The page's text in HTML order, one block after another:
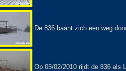
De 836 baant zich een weg
Op 05/02/2010 rijdt de 836 als